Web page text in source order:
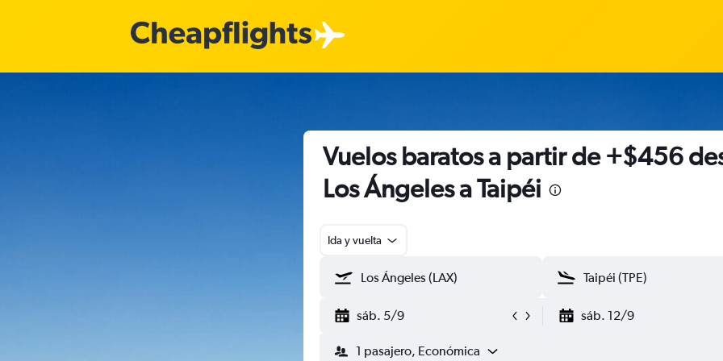
Vuelos baratos a partir de +$456
Los Ángeles a Taipéi
Ida y vuelta
sáb. 5/9 sáb. 12/9
1 pasajero, Económica